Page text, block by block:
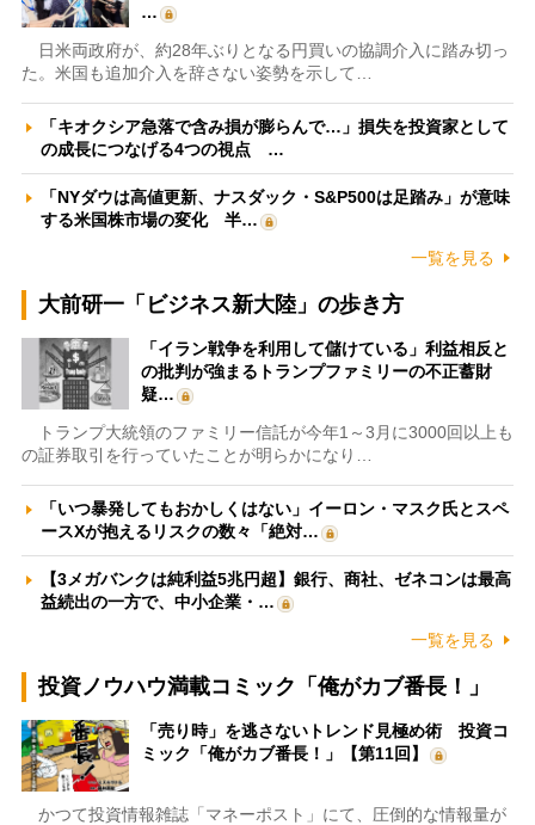
…
日米両政府が、約28年ぶりとなる円買いの協調介入に踏み切っ
た。米国も追加介入を辞さない姿勢を示して…
「キオクシア急落で含み損が膨らんで…」損失を投資家として
の成長につなげる4つの視点 …
「NYダウは高値更新、ナスダック・S&P500は足踏み」が意味
する米国株市場の変化 半…
一覧を見る
大前研一「ビジネス新大陸」の歩き方
「イラン戦争を利用して儲けている」利益相反と
の批判が強まるトランプファミリーの不正蓄財
疑…
トランプ大統領のファミリー信託が今年1～3月に3000回以上も
の証券取引を行っていたことが明らかになり…
「いつ暴発してもおかしくはない」イーロン・マスク氏とスペ
ースXが抱えるリスクの数々「絶対…
【3メガバンクは純利益5兆円超】銀行、商社、ゼネコンは最高
益続出の一方で、中小企業・…
一覧を見る
投資ノウハウ満載コミック「俺がカブ番長！」
「売り時」を逃さないトレンド見極め術 投資コ
ミック「俺がカブ番長！」【第11回】
かつて投資情報雑誌「マネーポスト」にて、圧倒的な情報量が